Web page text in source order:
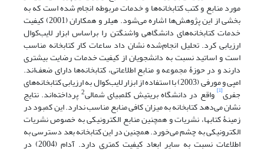
مورد منابع و کتب کتابخانه‌ها و خدمات مربوطه انجام شده است که به
بخشی از این پژوهش‌ها اشاره می‌شود. هیلر و همکاران (2001) کیفیت
خدمات کتابخانه‌های دانشگاهی واشنگتن را براساس ابزار لایب‌کوال
ارزیابی کرد. تحلیل انجام‌شده نشان داد ساعات کار کتابخانه مناسب
است و اساتید نسبت به دانشجویان از کیفیت خدمات رضایت بیشتری
دارند و در حوزۀ مجموعه و منابع اطلاعاتی، کتابخانه‌ها دارای ضعف‌اند.
امپی و مورفی (2003) با استفاده از ابزار لایب‌کوال به ارزیابی کتابخانه‌های
جفری[1] واقع در دانشگاه بریتیش کلمبیای شمالی2 پرداخته‌اند. نتایج
نشان می‌دهد کتابخانه به میزان کافی منابع مناسب ندارد. این کمبود در
زمینۀ کتابها، نشریات و همچنین منابع الکترونیکی به خصوص نشریات
الکترونیکی به چشم می‌خورد. همچنین در این کتابخانه بعد دسترسی به
اطلاعات نسبت به سایر ابعاد کیفیت کمتری دارد. آدام (2004) در